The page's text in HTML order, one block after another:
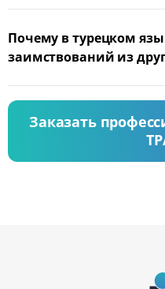
Почему в турецком
заимствований из
Заказать